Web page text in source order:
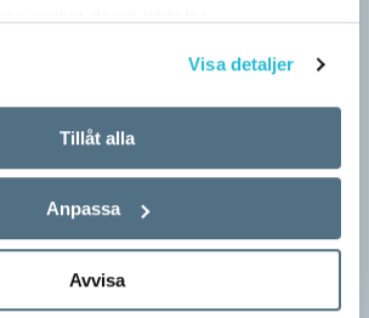
Visa detaljer
Tillåt alla
Anpassa
Avvisa
namn
namn till anpassad grundskola och
sker är artonåriga Leo Lust…